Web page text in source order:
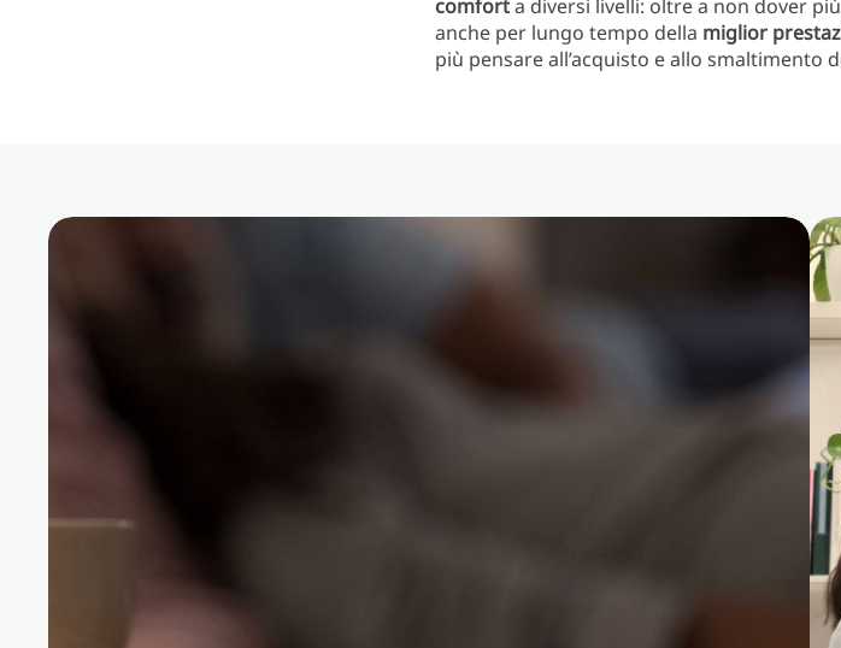
comforta diversi livelli: oltre a non dover
anche per lungo tempo della miglior
più pensare all’acquisto e allo smaltimento